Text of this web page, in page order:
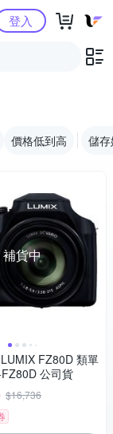
心
登入
價格低到高 儲
補貨中
FZ80D 類單
公司貨
$16,736